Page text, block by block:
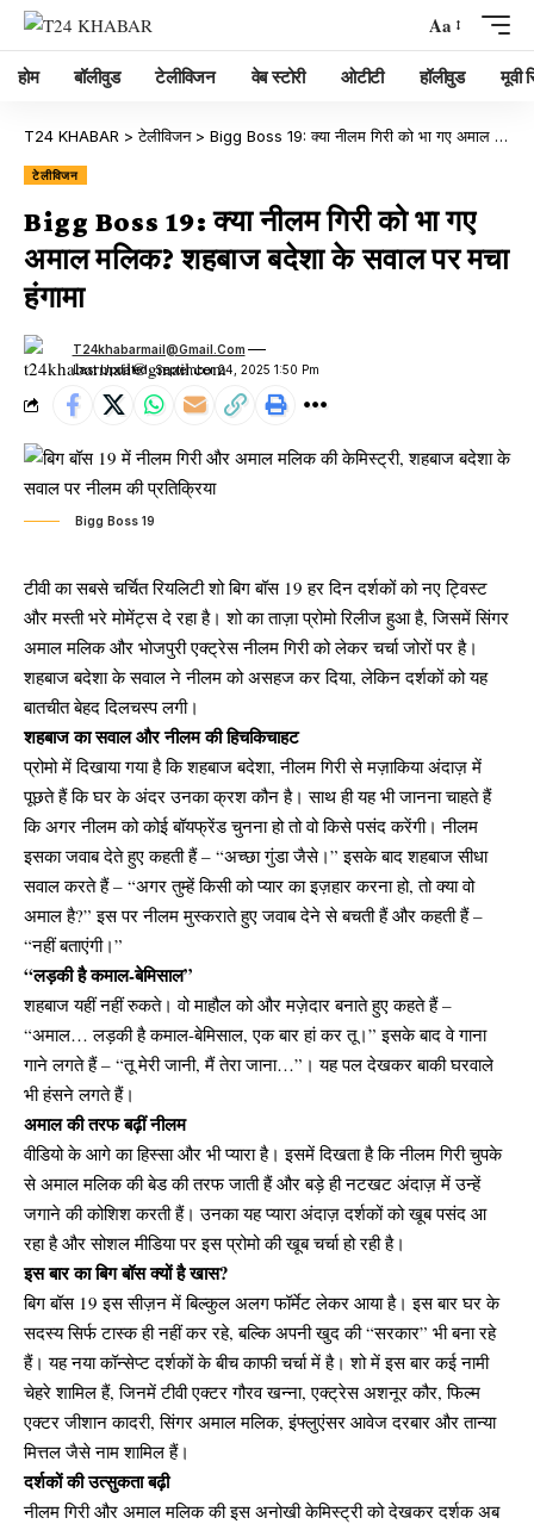
Aa
होम बॉलीवुड टेलीविजन वेब स्टोरी ओटीटी हॉलीवुड मूवी
T24 KHABAR >टेलीविजन> Bigg Boss 19: क्या नीलम गिरी को भा गए अमाल मलिक? शहबाज बदेशा के सवाल पर मचा हंगामा
टेलीविजन
Bigg Boss 19: क्या नीलम गिरी को भा गए
अमाल मलिक? शहबाज बदेशा के सवाल पर मचा
हंगामा
Last Updated: September 24, 2025 1:50 Pm
T24khabarmail@gmail.com
Bigg Boss 19
टीवी का सबसे चर्चित रियलिटी शो बिग बॉस 19 हर दिन दर्शकों को नए ट्विस्ट
और मस्ती भरे मोमेंट्स दे रहा है। शो का ताज़ा प्रोमो रिलीज हुआ है, जिसमें सिंगर
अमाल मलिक और भोजपुरी एक्ट्रेस नीलम गिरी को लेकर चर्चा जोरों पर है।
शहबाज बदेशा के सवाल ने नीलम को असहज कर दिया, लेकिन दर्शकों को यह
बातचीत बेहद दिलचस्प लगी।
शहबाज का सवाल और नीलम की हिचकिचाहट
प्रोमो में दिखाया गया है कि शहबाज बदेशा, नीलम गिरी से मज़ाकिया अंदाज़ में
पूछते हैं कि घर के अंदर उनका क्रश कौन है। साथ ही यह भी जानना चाहते हैं
कि अगर नीलम को कोई बॉयफ्रेंड चुनना हो तो वो किसे पसंद करेंगी। नीलम
इसका जवाब देते हुए कहती हैं – “अच्छा गुंडा जैसे।” इसके बाद शहबाज सीधा
सवाल करते हैं – “अगर तुम्हें किसी को प्यार का इज़हार करना हो, तो क्या वो
अमाल है?” इस पर नीलम मुस्कराते हुए जवाब देने से बचती हैं और कहती हैं –
“नहीं बताएंगी।”
“लड़की है कमाल-बेमिसाल”
शहबाज यहीं नहीं रुकते। वो माहौल को और मज़ेदार बनाते हुए कहते हैं –
“अमाल… लड़की है कमाल-बेमिसाल, एक बार हां कर तू।” इसके बाद वे गाना
गाने लगते हैं – “तू मेरी जानी, मैं तेरा जाना…”। यह पल देखकर बाकी घरवाले
भी हंसने लगते हैं।
अमाल की तरफ बढ़ीं नीलम
वीडियो के आगे का हिस्सा और भी प्यारा है। इसमें दिखता है कि नीलम गिरी चुपके
से अमाल मलिक की बेड की तरफ जाती हैं और बड़े ही नटखट अंदाज़ में उन्हें
जगाने की कोशिश करती हैं। उनका यह प्यारा अंदाज़ दर्शकों को खूब पसंद आ
रहा है और सोशल मीडिया पर इस प्रोमो की खूब चर्चा हो रही है।
इस बार का बिग बॉस क्यों है खास?
बिग बॉस 19 इस सीज़न में बिल्कुल अलग फॉर्मेट लेकर आया है। इस बार घर के
सदस्य सिर्फ टास्क ही नहीं कर रहे, बल्कि अपनी खुद की “सरकार” भी बना रहे
हैं। यह नया कॉन्सेप्ट दर्शकों के बीच काफी चर्चा में है। शो में इस बार कई नामी
चेहरे शामिल हैं, जिनमें टीवी एक्टर गौरव खन्ना, एक्ट्रेस अशनूर कौर, फिल्म
एक्टर जीशान कादरी, सिंगर अमाल मलिक, इंफ्लुएंसर आवेज दरबार और तान्या
मित्तल जैसे नाम शामिल हैं।
दर्शकों की उत्सुकता बढ़ी
नीलम गिरी और अमाल मलिक की इस अनोखी केमिस्ट्री को देखकर दर्शक अब